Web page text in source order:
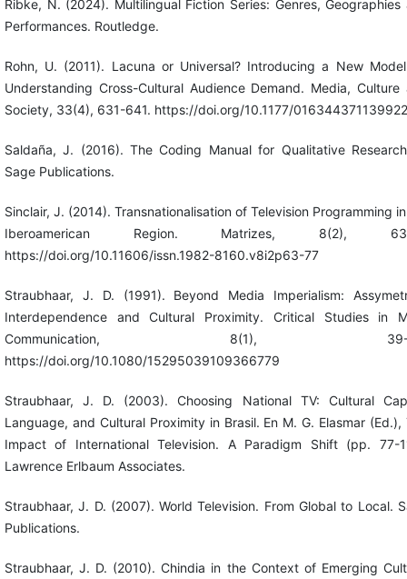
Ribke, N. (2024). Multilingual Fiction Series: Genres, Geographies
Performances. Routledge.
Rohn, U. (2011). Lacuna or Universal? Introducing a New
Understanding Cross-Cultural Audience Demand. Media, Culture
Society, 33(4), 631-641. https://doi.org/10.1177/
Saldaña, J. (2016). The Coding Manual for Qualitative
Sage Publications.
Sinclair, J. (2014). Transnationalisation of Television Programming
Iberoamerican Region. Matrizes, 8(2), 63-
https://doi.org/10.11606/issn.1982-8160.v8i2p63-77
Straubhaar, J. D. (1991). Beyond Media Imperialism:
Interdependence and Cultural Proximity. Critical Studies in
Communication, 8(1), 39-
https://doi.org/10.1080/15295039109366779
Straubhaar, J. D. (2003). Choosing National TV: Cultural
Language, and Cultural Proximity in Brasil. En M. G. Elasmar (Ed.),
Impact of International Television. A Paradigm Shift (pp. 77-
Lawrence Erlbaum Associates.
Straubhaar, J. D. (2007). World Television. From Global to Local.
Publications.
Straubhaar, J. D. (2010). Chindia in the Context of Emerging